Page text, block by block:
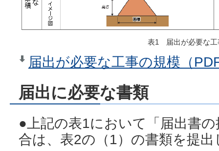
表1 届出が必要な工
届出が必要な工事の規模（
届出に必要な書類
●上記の表1において「届出書
合は、表2の（1）の書類を提